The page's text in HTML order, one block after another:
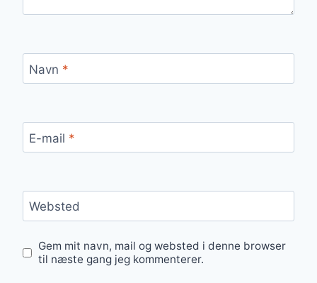
Navn *
E-mail *
Websted
Gem mit navn, mail og websted i denne browser
til næste gang jeg kommenterer.